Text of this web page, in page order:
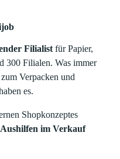
Filialist für Papier,
300 Filialen. Was immer
Verpacken und
es.
Shopkonzeptes
im Verkauf